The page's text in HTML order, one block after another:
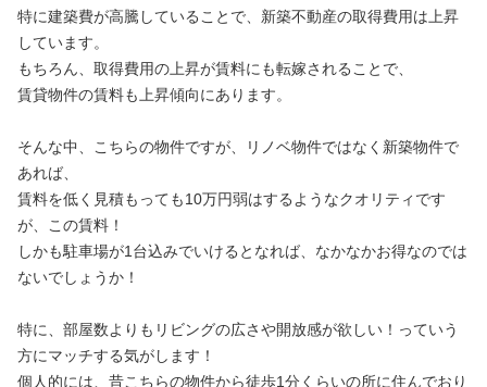
特に建築費が高騰していることで、新築不動産の取得費用は上昇
しています。
もちろん、取得費用の上昇が賃料にも転嫁されることで、
賃貸物件の賃料も上昇傾向にあります。
そんな中、こちらの物件ですが、リノベ物件ではなく新築物件で
あれば、
賃料を低く見積もっても10万円弱はするようなクオリティです
が、この賃料！
しかも駐車場が1台込みでいけるとなれば、なかなかお得なのでは
ないでしょうか！
特に、部屋数よりもリビングの広さや開放感が欲しい！っていう
方にマッチする気がします！
個人的には、昔こちらの物件から徒歩1分くらいの所に住んでおり